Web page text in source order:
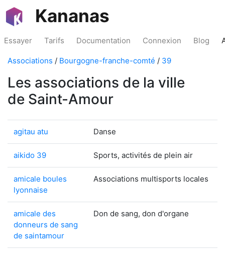
Kananas
Essayer Tarifs Documentation Connexion Blog
Associations / Bourgogne-franche-comté / 39
Les associations de la ville
de Saint-Amour
agitau atu Danse
aikido 39 Sports, activités de plein air
amicale boules
lyonnaise
Associations multisports locales
amicale des
donneurs de sang
de saintamour
Don de sang, don d'organe